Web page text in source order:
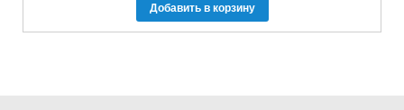
Добавить в корзину